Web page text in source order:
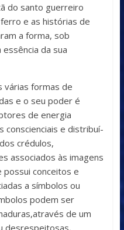
do santo guerreiro
e as histórias de
a forma, sob
da sua
várias formas de
e o seu poder é
de energia
conscienciais e distribuí-
crédulos,
associados às imagens
possui conceitos e
a símbolos ou
podem ser
de um